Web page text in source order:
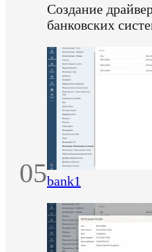
05
Создание
банковских
bank1